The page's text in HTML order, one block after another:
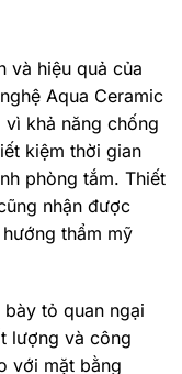
và hiệu quả của
Aqua Ceramic
khả năng chống
kiệm thời gian
phòng tắm. Thiết
nhận được
thẩm mỹ
tỏ quan ngại
lượng và công
với mặt bằng